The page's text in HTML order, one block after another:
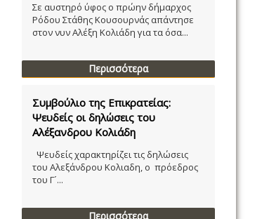
Σε αυστηρό ύφος ο πρώην δήμαρχος
Ρόδου Στάθης Κουσουρνάς απάντησε
στον νυν Αλέξη Κολιάδη για τα όσα...
Περισσότερα
Συμβούλιο της Επικρατείας:
Ψευδείς οι δηλώσεις του
Αλέξανδρου Κολιάδη
Ψευδείς χαρακτηρίζει τις δηλώσεις
του Αλεξάνδρου Κολιαδη, ο πρόεδρος
του Γ´...
Περισσότερα